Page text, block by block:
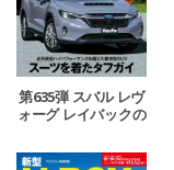
第635弾 スバル レヴ
ォーグ レイバックの